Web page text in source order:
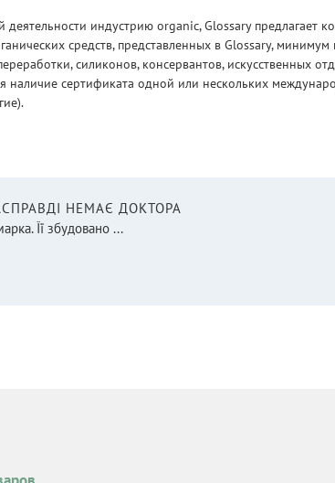
индустрию organic, Glossary предлагает
средств, представленных в Glossary,
силиконов, консервантов, искусственных
наличие сертификата одной или нескольких
НЕМАЄ ДОКТОРА
Її збудовано ...